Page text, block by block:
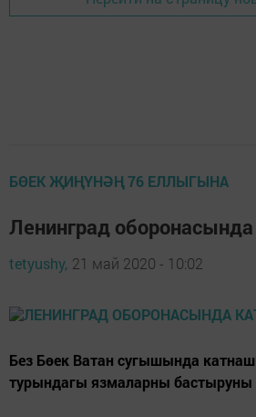
БӨЕК ҖИҢҮНӘҢ 76 ЕЛЛЫГЫНА
Ленинград
tetyushy, 21 май 2020 - 10:02
Без Бөек Ватан сугышында
турындагы язмаларны бастыруны